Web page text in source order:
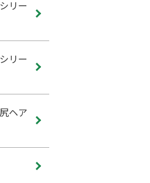
リー
リー
ヘア